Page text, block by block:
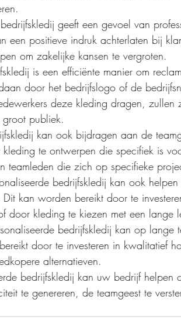
geeft een gevoel van
een positieve indruk achterlaten bij
om zakelijke kansen te vergroten.
is een efficiënte manier om
door het bedrijfslogo of de
deze kleding dragen,
publiek.
kan ook bijdragen aan de
te ontwerpen die specifiek is
teamleden die zich op specifieke
bedrijfskledij kan ook
kan worden bereikt door te
door kleding te kiezen met een lange
bedrijfskledij kan op lange
door te investeren in kwalitatief
alternatieven.
bedrijfskledij kan uw bedrijf helpen
te genereren, de teamgeest te